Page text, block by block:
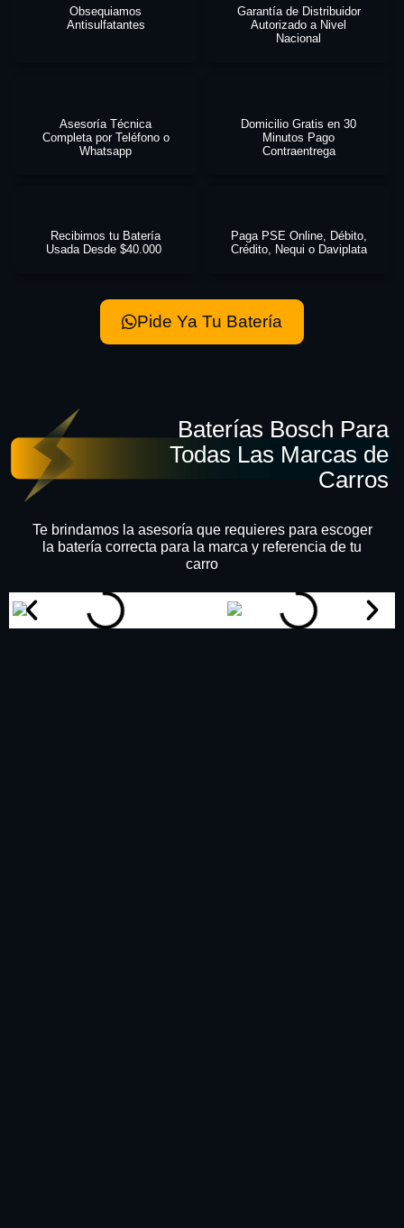
Obsequiamos
Antisulfatantes
Garantía de Distribuidor
Autorizado a Nivel
Nacional
Asesoría Técnica
Completa por Teléfono o
Whatsapp
Domicilio Gratis en 30
Minutos Pago
Contraentrega
Recibimos tu Batería
Usada Desde $40.000
Paga PSE Online, Débito,
Crédito, Nequi o Daviplata
Pide Ya Tu Batería
Baterías Bosch Para
Todas Las Marcas de
Carros
Te brindamos la asesoría que requieres para escoger
la batería correcta para la marca y referencia de tu
carro